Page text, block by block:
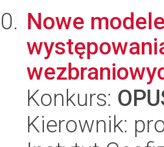
Nowe
Konkurs:
Kierownik: